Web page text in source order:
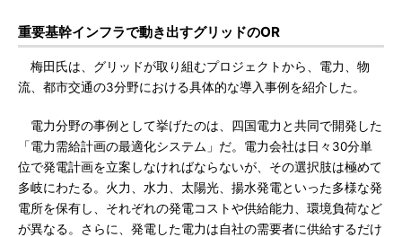
重要基幹インフラで動き出すグリッドのOR
梅田氏は、グリッドが取り組むプロジェクトから、電力、物
流、都市交通の3分野における具体的な導入事例を紹介した。
電力分野の事例として挙げたのは、四国電力と共同で開発した
「電力需給計画の最適化システム」だ。電力会社は日々30分単
位で発電計画を立案しなければならないが、その選択肢は極めて
多岐にわたる。火力、水力、太陽光、揚水発電といった多様な発
電所を保有し、それぞれの発電コストや供給能力、環境負荷など
が異なる。さらに、発電した電力は自社の需要者に供給するだけ